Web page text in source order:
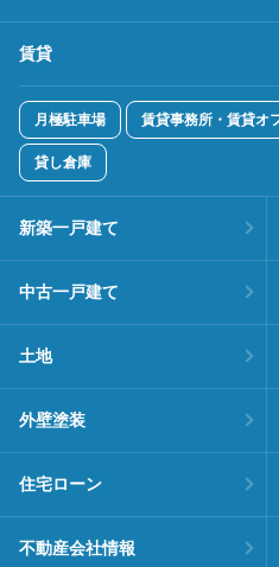
賃貸
月極駐車場 賃貸事務所・賃貸オ
貸し倉庫
新築一戸建て
中古一戸建て
土地
外壁塗装
住宅ローン
不動産会社情報